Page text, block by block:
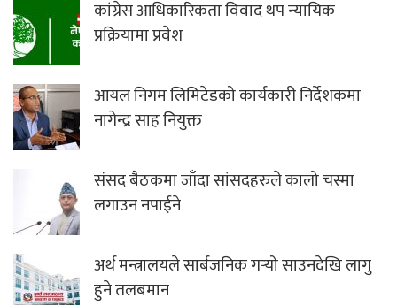
कांग्रेस आधिकारिकता विवाद थप न्यायिक
प्रक्रियामा प्रवेश
आयल निगम लिमिटेडको कार्यकारी निर्देशकमा
नागेन्द्र साह नियुक्त
संसद बैठकमा जाँदा सांसदहरुले कालो चस्मा
लगाउन नपाईने
अर्थ मन्त्रालयले सार्बजनिक गर्‍यो साउनदेखि लागु
हुने तलबमान